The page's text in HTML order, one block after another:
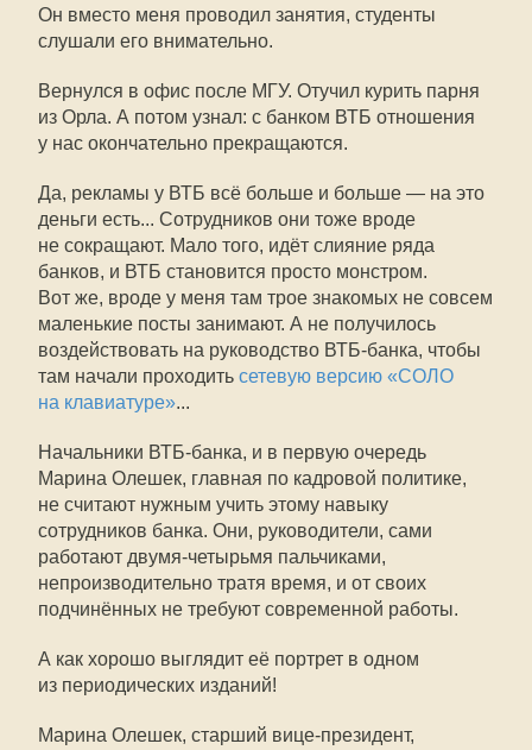
Он вместо меня проводил занятия, студенты
слушали его внимательно.
Вернулся в офис после МГУ. Отучил курить парня
из Орла. А потом узнал: с банком ВТБ отношения
у нас окончательно прекращаются.
Да, рекламы у ВТБ всё больше и больше — на это
деньги есть... Сотрудников они тоже вроде
не сокращают. Мало того, идёт слияние ряда
банков, и ВТБ становится просто монстром.
Вот же, вроде у меня там трое знакомых не совсем
маленькие посты занимают. А не получилось
воздействовать на руководство ВТБ-банка, чтобы
там начали проходить сетевую версию «СОЛО
на клавиатуре»...
Начальники ВТБ-банка, и в первую очередь
Марина Олешек, главная по кадровой политике,
не считают нужным учить этому навыку
сотрудников банка. Они, руководители, сами
работают двумя-четырьмя пальчиками,
непроизводительно тратя время, и от своих
подчинённых не требуют современной работы.
А как хорошо выглядит её портрет в одном
из периодических изданий!
Марина Олешек, старший вице-президент,